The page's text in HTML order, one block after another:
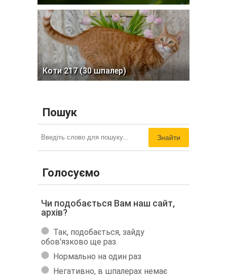
Коти 217 (30 шпалер)
Пошук
Знайти
Голосуємо
Чи подобається Вам наш сайт,
архів?
Так, подобається, зайду
обов'язково ще раз.
Нормально на один раз
Негативно, в шпалерах немає